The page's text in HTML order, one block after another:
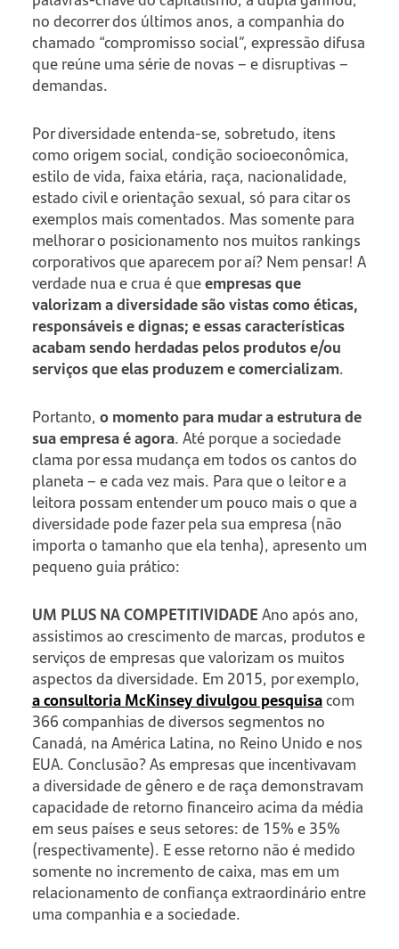
no decorrer dos últimos anos, a companhia do
chamado “compromisso social”, expressão difusa
que reúne uma série de novas – e disruptivas –
demandas.
Por diversidade entenda-se, sobretudo, itens
como origem social, condição socioeconômica,
estilo de vida, faixa etária, raça, nacionalidade,
estado civil e orientação sexual, só para citar os
exemplos mais comentados. Mas somente para
melhorar o posicionamento nos muitos rankings
corporativos que aparecem por aí? Nem pensar! A
verdade nua e crua é queempresas que
valorizam a diversidade são vistas como éticas,
responsáveis e dignas; e essas características
acabam sendo herdadas pelos produtos e/ou
serviços que elas produzem e comercializam.
Portanto, o momento para mudar a estrutura de
sua empresa é agora. Até porque a sociedade
clama por essa mudança em todos os cantos do
planeta – e cada vez mais. Para que o leitor e a
leitora possam entender um pouco mais o que a
diversidade pode fazer pela sua empresa (não
importa o tamanho que ela tenha), apresento um
pequeno guia prático:
UM PLUS NA COMPETITIVIDADEAno após ano,
assistimos ao crescimento de marcas, produtos e
serviços de empresas que valorizam os muitos
aspectos da diversidade. Em 2015, por exemplo,
a consultoria McKinsey divulgou pesquisacom
366 companhias de diversos segmentos no
Canadá, na América Latina, no Reino Unido e nos
EUA. Conclusão? As empresas que incentivavam
a diversidade de gênero e de raça demonstravam
capacidade de retorno financeiro acima da média
em seus países e seus setores: de 15% e 35%
(respectivamente). E esse retorno não é medido
somente no incremento de caixa, mas em um
relacionamento de confiança extraordinário entre
uma companhia e a sociedade.